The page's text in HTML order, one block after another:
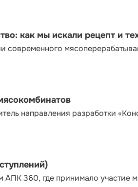
как мы искали рецепт и
современного
направления разработки
360, где принимало участие